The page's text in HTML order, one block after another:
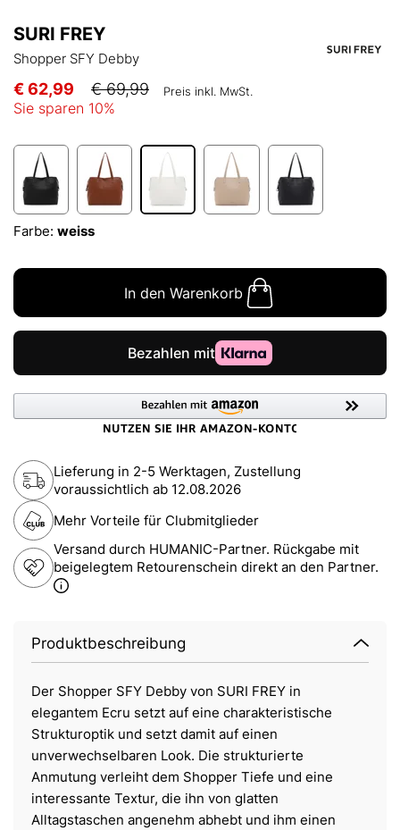
SURI FREY
Shopper SFY Debby
€ 62,99 € 69,99 Preis inkl. MwSt.
Sie sparen 10%
Farbe: weiss
In den Warenkorb
Lieferung in 2-5 Werktagen, Zustellung
voraussichtlich ab 12.08.2026
Mehr Vorteile für Clubmitglieder
Versand durch HUMANIC-Partner. Rückgabe mit
beigelegtem Retourenschein direkt an den Partner.
Produktbeschreibung
Der Shopper SFY Debby von SURI FREY in
elegantem Ecru setzt auf eine charakteristische
Strukturoptik und setzt damit auf einen
unverwechselbaren Look. Die strukturierte
Anmutung verleiht dem Shopper Tiefe und eine
interessante Textur, die ihn von glatten
Alltagstaschen angenehm abhebt und ihm einen